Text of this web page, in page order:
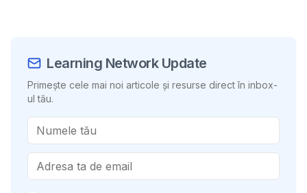
Learning Network Update
Primește cele mai noi articole și resurse direct în inbox-
ul tău.